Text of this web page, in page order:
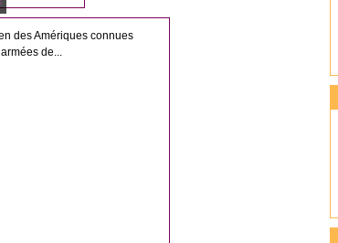
des Amériques connues
de...